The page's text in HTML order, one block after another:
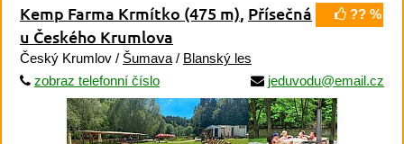
?? %
Kemp Farma Krmítko (475 m), Přísečná
u Českého Krumlova
Český Krumlov / Šumava / Blanský les
zobraz telefonní číslo
jeduvodu@email.cz